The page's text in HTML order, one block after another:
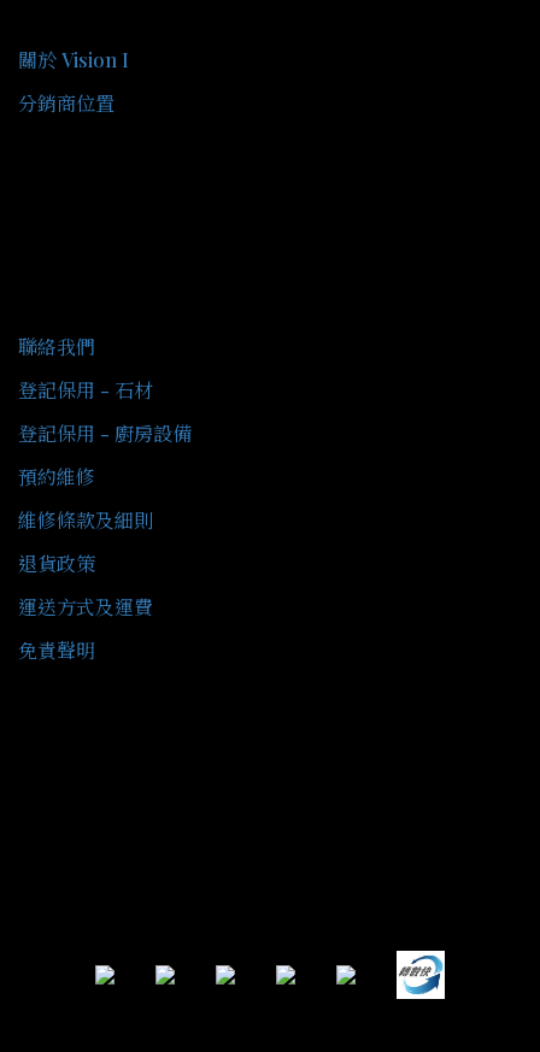
關於 Vision I
分銷商位置
聯絡我們
登記保用 - 石材
登記保用 - 廚房設備
預約維修
維修條款及細則
退貨政策
運送方式及運費
免責聲明